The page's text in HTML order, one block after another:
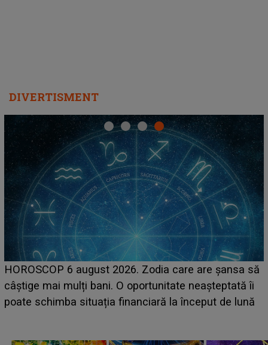
DIVERTISMENT
LINE-UP UNTOLD ONE, ziua 2. La ce oră urcă pe
scena principală a festivalului Zara Larsson? Artista
suedeză a ajuns deja în România și s-a filmat din